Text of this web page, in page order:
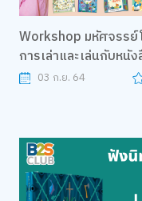
Workshop มหัศจรรย์
การเล่าและเล่นกับห
03 ก.ย. 64